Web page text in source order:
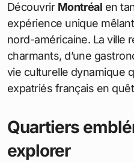
Découvrir Montréal en
expérience unique
nord-américaine. La ville
charmants, d’une
vie culturelle dynamique
expatriés français en
Quartiers
explorer